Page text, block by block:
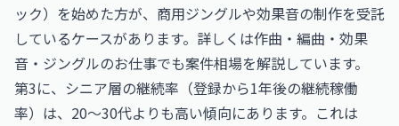
ック）を始めた方が、商用ジングルや効果音の制作を受託
しているケースがあります。詳しくは作曲・編曲・効果
音・ジングルのお仕事でも案件相場を解説しています。
第3に、シニア層の継続率（登録から1年後の継続稼働
率）は、20〜30代よりも高い傾向にあります。これは